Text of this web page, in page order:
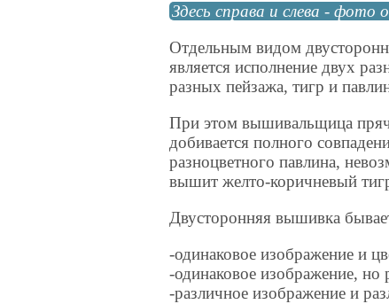
Здесь справа и слева - фото
Отдельным видом
является исполнение двух
разных пейзажа, тигр и
При этом вышивальщица
добивается полного
разноцветного павлина,
вышит желто-коричневый
Двусторонняя вышивка
-одинаковое изображение и
-одинаковое изображение, но
-различное изображение и